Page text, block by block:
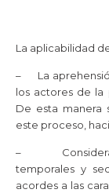
La aplicabilidad
– La
los actores de la
De esta manera
este proceso,
– Considerar
temporales y
acordes a las